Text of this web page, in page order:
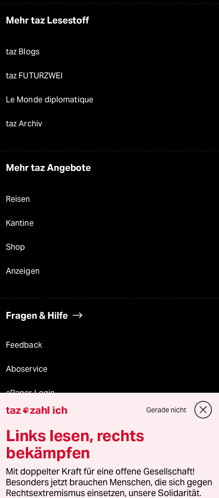
Mehr taz Lesestoff
taz Blogs
taz FUTURZWEI
Le Monde diplomatique
taz Archiv
Mehr taz Angebote
Reisen
Kantine
Shop
Anzeigen
Fragen & Hilfe
Feedback
Aboservice
ePaper Login
Downloads für Abonnierende
© 2026 taz Verlags und Vertriebs GmbH
Alle Rechte vorbehalten. Bei rechtlichen Fragen oder für Genehmigungen
wenden Sie sich bitte an lizenzen@taz.de
taz zahl ich Gerade nicht
Links lesen, rechts
bekämpfen
Mit doppelter Kraft für eine offene Gesellschaft!
Besonders jetzt brauchen Menschen, die sich gegen
Rechtsextremismus einsetzen, unsere Solidarität.